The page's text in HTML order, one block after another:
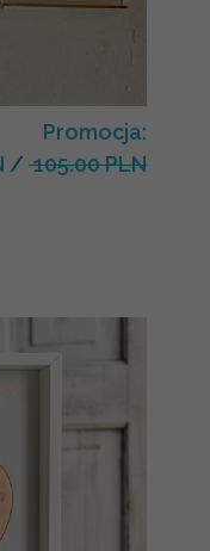
Promocja:
/ 105.00 PLN